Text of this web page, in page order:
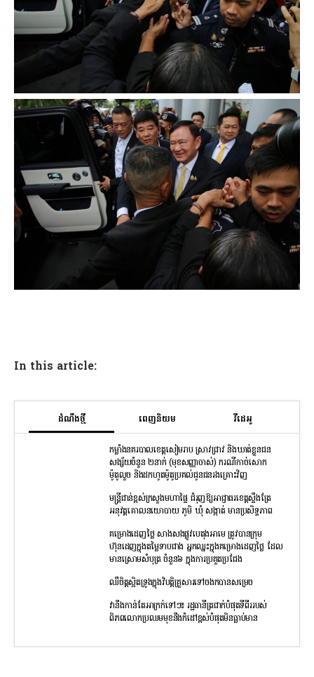
In this article:
ដំណឹងថ្មី ពេញនិយម វីដេអូ
កម្លាំងនគរបាលខេត្តសៀមរាប ស្រាវជ្រាវ និងឃាត់ខ្លួនជន
សង្ស័យចំនួន ២នាក់ (មុខសញ្ញាចាស់) ករណីកាច់សោក
ម៉ូតូលួច និងដកហូតម៉ូតូប្រគល់ជូនជនរងគ្រោះវិញ
មន្រ្តីជាន់ខ្ពស់ក្រសួងមហាផ្ទៃ ជំរុញឱ្យអាជ្ញាធរខេត្តស្ទឹងត្រែ
អនុវត្តគោលនយោបាយ ភូមិ ឃុំ សង្កាត់ មានប្រសិទ្ធភាព
គម្រោងដេញថ្លៃ សាងសងផ្លូវបេតុងអាមេ ត្រូវបានក្រុម
ហ៊ុនដេញក្នុងតម្លៃទាបជាង អ្នកឈ្នះក្នុងគម្រោងដេញថ្លៃ ដែល
មានស្រោមសំបុត្រ ចំនួន៦ ក្នុងការប្រគួតប្រជែង
ឈឺចិត្តស្អិតទ្រូងក្នុងវិបត្តិគ្រួសារទៅចងកបានសម្រេច
វានឹងកាន់តែអាក្រក់ទៅៗ៖ រដ្ឋធានីត្រជាក់បំផុតទីពីររបស់
ពិភពលោកប្រឈមមុខនឹងកំដៅខ្ពស់បំផុតមិនធ្លាប់មាន